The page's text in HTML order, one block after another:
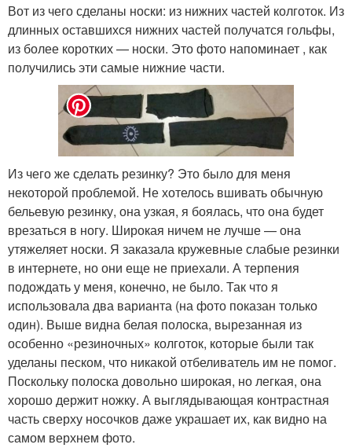
Вот из чего сделаны носки: из нижних частей колготок. Из
длинных оставшихся нижних частей получатся гольфы,
из более коротких — носки. Это фото напоминает , как
получились эти самые нижние части.
Из чего же сделать резинку? Это было для меня
некоторой проблемой. Не хотелось вшивать обычную
бельевую резинку, она узкая, я боялась, что она будет
врезаться в ногу. Широкая ничем не лучше — она
утяжеляет носки. Я заказала кружевные слабые резинки
в интернете, но они еще не приехали. А терпения
подождать у меня, конечно, не было. Так что я
использовала два варианта (на фото показан только
один). Выше видна белая полоска, вырезанная из
особенно «резиночных» колготок, которые были так
уделаны песком, что никакой отбеливатель им не помог.
Поскольку полоска довольно широкая, но легкая, она
хорошо держит ножку. А выглядывающая контрастная
часть сверху носочков даже украшает их, как видно на
самом верхнем фото.